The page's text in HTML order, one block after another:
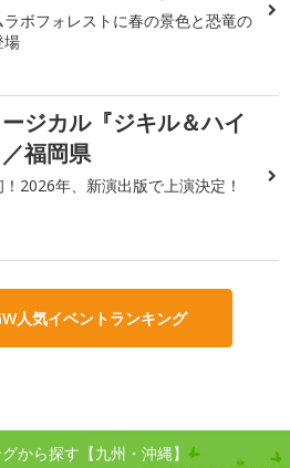
ラボフォレストに春の景色と恐竜の
場
ジカル『ジキル＆ハイ
／福岡県
！2026年、新演出版で上演決定！
人気イベントランキング
から探す【九州・沖縄】